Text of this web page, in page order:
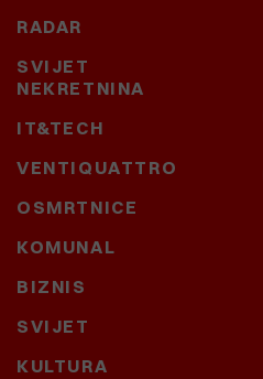
RADAR
SVIJET
NEKRETNINA
IT&TECH
VENTIQUATTRO
OSMRTNICE
KOMUNAL
BIZNIS
SVIJET
KULTURA